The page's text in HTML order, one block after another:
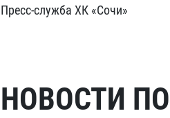
Пресс-служба ХК «Сочи»
НОВОСТИ